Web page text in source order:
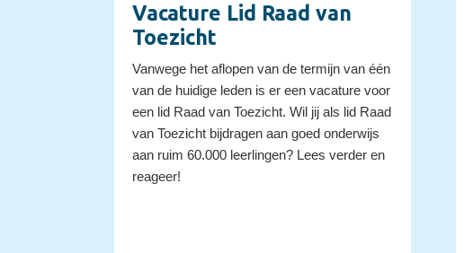
Vacature Lid Raad van
Toezicht
Vanwege het aflopen van de termijn van één
van de huidige leden is er een vacature voor
een lid Raad van Toezicht. Wil jij als lid Raad
van Toezicht bijdragen aan goed onderwijs
aan ruim 60.000 leerlingen? Lees verder en
reageer!